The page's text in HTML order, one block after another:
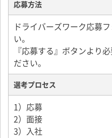
応募方法
ドライバーズワーク応募
い。
『応募する』ボタンより
ださい。
選考プロセス
1）応募
2）面接
3）入社